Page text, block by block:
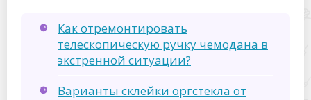
Как отремонтировать
телескопическую ручку чемодана в
экстренной ситуации?
Варианты склейки оргстекла от